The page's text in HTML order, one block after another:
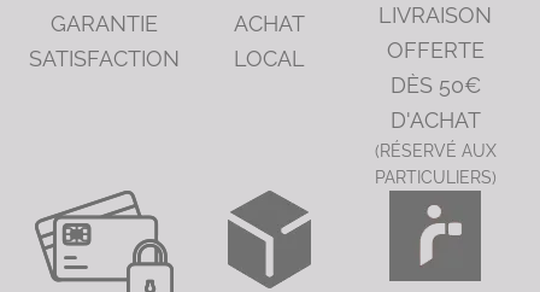
GARANTIE
SATISFACTION
ACHAT
LOCAL
LIVRAISON
OFFERTE
DÈS 50€
D'ACHAT
(RÉSERVÉ AUX
PARTICULIERS)